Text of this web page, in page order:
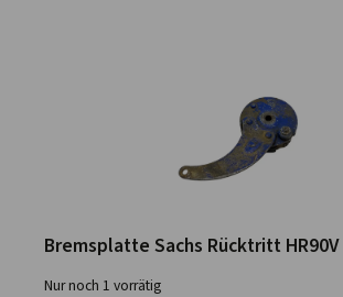
Bremsplatte Sachs Rücktritt HR90V
Nur noch 1 vorrätig